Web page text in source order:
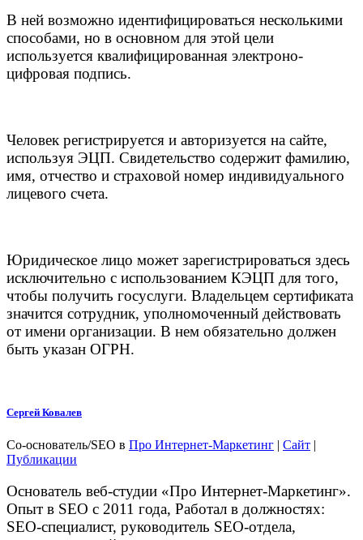
В ней возможно идентифицироваться несколькими
способами, но в основном для этой цели
используется квалифицированная электроно-
цифровая подпись.
Человек регистрируется и авторизуется на сайте,
используя ЭЦП. Свидетельство содержит фамилию,
имя, отчество и страховой номер индивидуального
лицевого счета.
Юридическое лицо может зарегистрироваться здесь
исключительно с использованием КЭЦП для того,
чтобы получить госуслуги. Владельцем сертификата
значится сотрудник, уполномоченный действовать
от имени организации. В нем обязательно должен
быть указан ОГРН.
Сергей Ковалев
Со-основатель/SEO в Про Интернет-Маркетинг | Сайт |
Публикации
Основатель веб-студии «Про Интернет-Маркетинг».
Опыт в SEO с 2011 года, Работал в должностях:
SEO-специалист, руководитель SEO-отдела,